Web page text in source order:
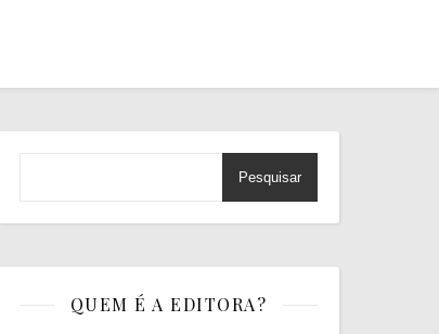
Pesquisar
QUEM É A EDITORA?